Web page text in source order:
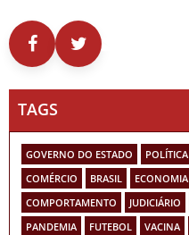
TAGS
GOVERNO DO ESTADO POLÍTICA
COMÉRCIO
BRASIL ECONOMIA
COMPORTAMENTO
JUDICIÁRIO
PANDEMIA
FUTEBOL VACINA